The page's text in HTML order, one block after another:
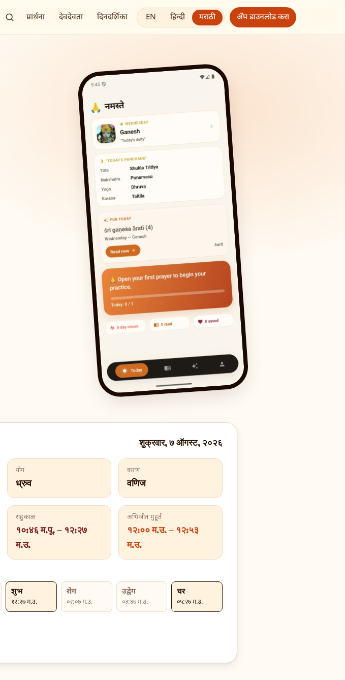
प्रार्थना देवदेवता दिनदर्शिका EN हिन्दी मराठी अ‍ॅप डाउनलोड करा
शुक्रवार, ७ ऑगस्ट, २०२६
योग
ध्रुव
करण
वणिज
राहुकाळ
१०:४६ म.पू. – १२:२७
म.उ.
अभिजीत मुहूर्त
१२:०० म.उ. – १२:५३
म.उ.
शुभ
१२:२७ म.उ.
रोग
०२:०७ म.उ.
उद्वेग
०३:४७ म.उ.
चर
०५:२७ म.उ.